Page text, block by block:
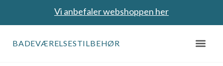
Vi anbefaler webshoppen her
BADEVÆRELSESTILBEHØR